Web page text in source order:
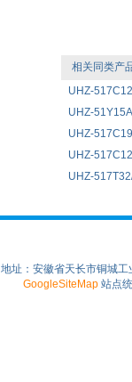
相关同类产
UHZ-
UHZ-
UHZ-
UHZ-
UHZ-
地址：安徽省天长市铜城
GoogleSiteMap 站点